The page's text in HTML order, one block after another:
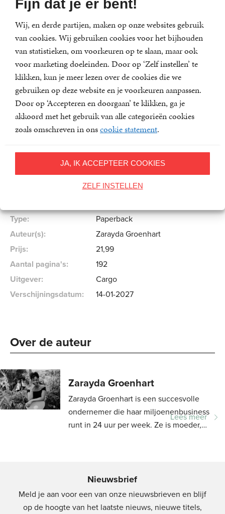
Fijn dat je er bent!
Wij, en derde partijen, maken op onze websites gebruik
van cookies. Wij gebruiken cookies voor het bijhouden
van statistieken, om voorkeuren op te slaan, maar ook
voor marketing doeleinden. Door op ‘Zelf instellen’ te
klikken, kun je meer lezen over de cookies die we
gebruiken op deze website en je voorkeuren aanpassen.
Door op ‘Accepteren en doorgaan’ te klikken, ga je
akkoord met het gebruik van alle categorieën cookies
zoals omschreven in onscookie statement.
JA, IK ACCEPTEER COOKIES
ZELF INSTELLEN
Ontdek met dit boek hoe de liefde voor je kinderen zelfs
de meest hopeloze situaties kan transformeren en hoe je
jullie uniekemodern family, die in de ruïnes van de
scheiding verborgen ligt, tot leven kunt wekken.
Geen lege tips en onrealistische to do’s, maar
aanmoediging en inspiratie op basis van het goudeerlijke
verhaal van Zarayda.
Zarayda Groenhart
Specificaties
9789403138121
Type:
Paperback
Auteur(s):
Zarayda Groenhart
Prijs:
21,99
Aantal pagina's:
192
Uitgever:
Cargo
Verschijningsdatum:
14-01-2027
Over de auteur
Zarayda Groenhart
Zarayda Groenhart is een succesvolle
ondernemer die haar miljoenenbusiness
runt in 24 uur per week. Ze is moeder,
Lees meer
Nieuwsbrief
Meld je aan voor een van onze nieuwsbrieven en blijf
op de hoogte van het laatste nieuws, nieuwe titels,